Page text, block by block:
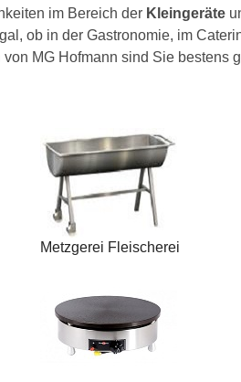
im Bereich der Kleingeräte
ob in der Gastronomie, im
von MG Hofmann sind Sie bestens
Metzgerei Fleischerei